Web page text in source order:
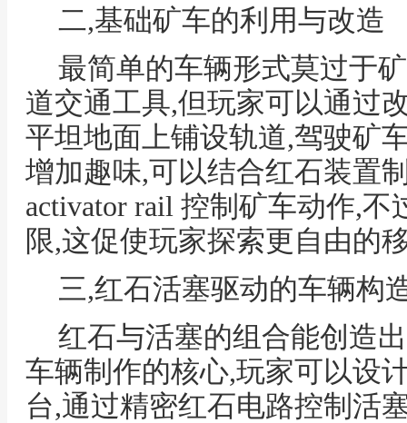
二,基础矿车的利用与改造
最简单的车辆形式莫过于
道交通工具,但玩家可以通过
平坦地面上铺设轨道,驾驶矿
增加趣味,可以结合红石装置
activator rail 控制矿车动作,
限,这促使玩家探索更自由的
三,红石活塞驱动的车辆构
红石与活塞的组合能创造
车辆制作的核心,玩家可以设
台,通过精密红石电路控制活